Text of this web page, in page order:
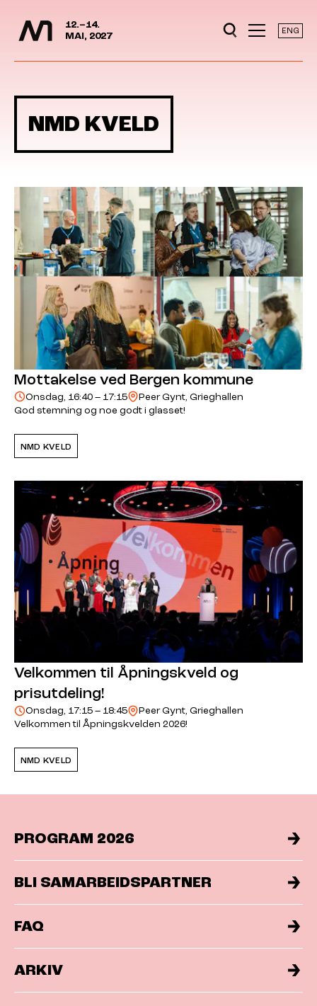
Hopp til hovedinnhold
12.–14.
MAI, 2027
ENG
NMD KVELD
Mottakelse ved Bergen kommune
Onsdag, 16:40 – 17:15
Peer Gynt, Grieghallen
God stemning og noe godt i glasset!
NMD KVELD
Velkommen til Åpningskveld og
prisutdeling!
Onsdag, 17:15 – 18:45
Peer Gynt, Grieghallen
Velkommen til Åpningskvelden 2026!
NMD KVELD
PROGRAM 2026
BLI SAMARBEIDSPARTNER
FAQ
ARKIV